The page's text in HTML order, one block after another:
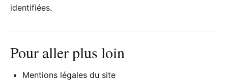
identifiées.
Pour aller plus loin
Mentions légales du site